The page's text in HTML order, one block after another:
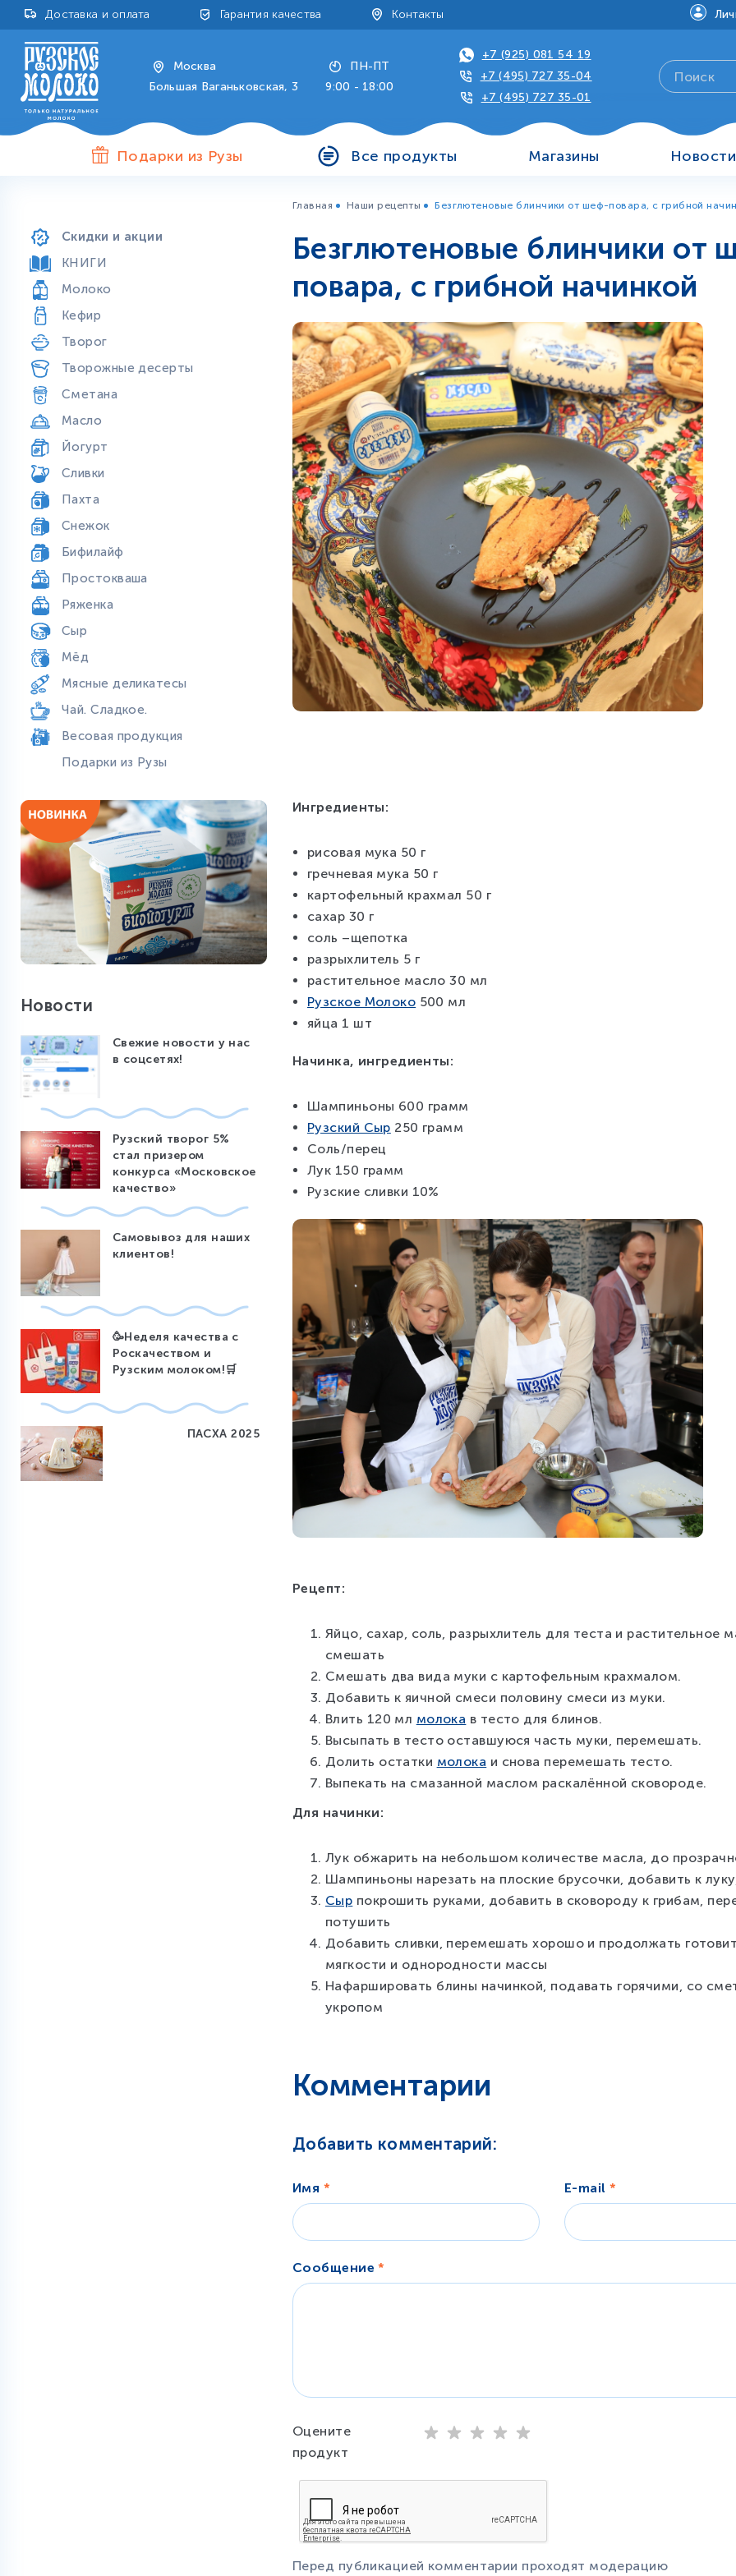
Доставка и оплата Гарантия качества Контакты
Москва
Большая Ваганьковская, 3
ПН-ПТ
9:00 - 18:00
+7 (925) 081 54 19
+7 (495) 727 35-04
+7 (495) 727 35-01
Подарки из Рузы Все продукты Магазины Новости
Скидки и акции
КНИГИ
Молоко
Кефир
Творог
Творожные десерты
Сметана
Масло
Йогурт
Сливки
Пахта
Снежок
Бифилайф
Простокваша
Ряженка
Сыр
Мёд
Мясные деликатесы
Чай. Сладкое.
Весовая продукция
Подарки из Рузы
Новости
Свежие новости у нас
в соцсетях!
Рузский творог 5%
стал призером
конкурса «Московское
качество»
Самовывоз для наших
клиентов!
🥳Неделя качества с
Роскачеством и
Рузским молоком!🛒
ПАСХА 2025
Главная Наши рецепты Безглютеновые блинчики от шеф-повара, с грибной
Безглютеновые блинчики от
повара, с грибной начинкой
Ингредиенты:
рисовая мука 50 г
гречневая мука 50 г
картофельный крахмал 50 г
сахар 30 г
соль –щепотка
разрыхлитель 5 г
растительное масло 30 мл
Рузское Молоко 500 мл
яйца 1 шт
Начинка, ингредиенты:
Шампиньоны 600 грамм
Рузский Сыр 250 грамм
Соль/перец
Лук 150 грамм
Рузские сливки 10%
Рецепт:
Яйцо, сахар, соль, разрыхлитель для теста и растительное
смешать
Смешать два вида муки с картофельным крахмалом.
Добавить к яичной смеси половину смеси из муки.
Влить 120 мл молока в тесто для блинов.
Высыпать в тесто оставшуюся часть муки, перемешать.
Долить остатки молока и снова перемешать тесто.
Выпекать на смазанной маслом раскалённой сковороде.
Для начинки:
Лук обжарить на небольшом количестве масла, до
Шампиньоны нарезать на плоские брусочки, добавить к
Сыр покрошить руками, добавить в сковороду к грибам,
потушить
Добавить сливки, перемешать хорошо и продолжать
мягкости и однородности массы
Нафаршировать блины начинкой, подавать горячими, со
укропом
Комментарии
Добавить комментарий:
Имя * E-mail*
Сообщение*
Оцените
продукт
Перед публикацией комментарии проходят модерацию